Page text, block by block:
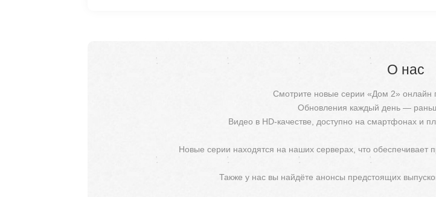
О нас
Смотрите новые серии «Дом 2»
Обновления каждый день —
Видео в HD-качестве, доступно на смартфонах и
Новые серии находятся на наших серверах, что обеспечивает
Также у нас вы найдёте анонсы предстоящих